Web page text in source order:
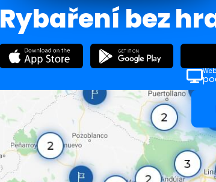
Rybaření bez